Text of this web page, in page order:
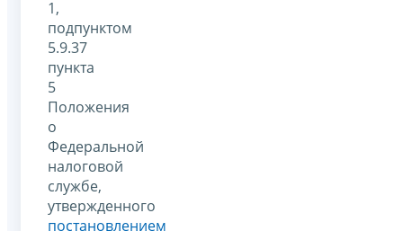
1,
подпунктом
5.9.37
пункта
5
Положения
о
Федеральной
налоговой
службе,
утвержденного
постановлением